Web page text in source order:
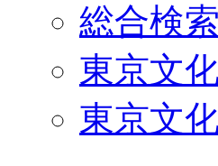
総合検索
東京文
東京文